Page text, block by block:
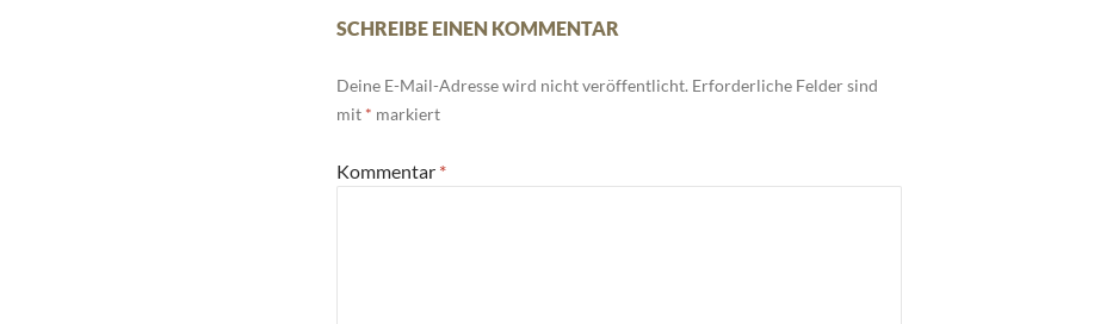
SCHREIBE EINEN KOMMENTAR
Deine E-Mail-Adresse wird nicht veröffentlicht. Erforderliche Felder sind
mit * markiert
Kommentar *